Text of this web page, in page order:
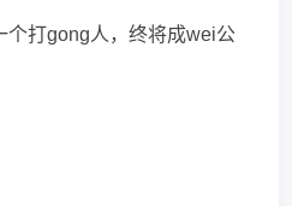
个打gong人，终将成wei公